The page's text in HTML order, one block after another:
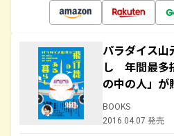
パラダイス山
し 年間最多
の中の人」が
BOOKS
2016.04.07 発売